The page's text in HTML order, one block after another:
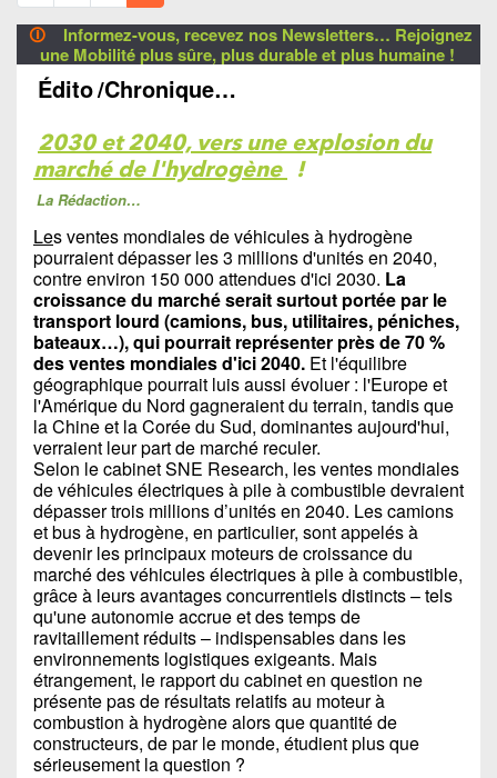
🛈
Informez-vous, recevez nos Newsletters… Rejoignez
une Mobilité plus sûre, plus durable et plus humaine !
Édito/Chronique…
2030 et 2040, vers une explosion du
marché de l'hydrogène !
La Rédaction…
Les ventes mondiales de véhicules à hydrogène
pourraient dépasser les 3 millions d'unités en 2040,
contre environ 150 000 attendues d'ici 2030. La
croissance du marché serait surtout portée par le
transport lourd (camions, bus, utilitaires, péniches,
bateaux…), qui pourrait représenter près de 70 %
des ventes mondiales d'ici 2040. Et l'équilibre
géographique pourrait luis aussi évoluer : l'Europe et
l'Amérique du Nord gagneraient du terrain, tandis que
la Chine et la Corée du Sud, dominantes aujourd'hui,
verraient leur part de marché reculer.
Selon le cabinet SNE Research, les ventes mondiales
de véhicules électriques à pile à combustible devraient
dépasser trois millions d’unités en 2040. Les camions
et bus à hydrogène, en particulier, sont appelés à
devenir les principaux moteurs de croissance du
marché des véhicules électriques à pile à combustible,
grâce à leurs avantages concurrentiels distincts – tels
qu'une autonomie accrue et des temps de
ravitaillement réduits – indispensables dans les
environnements logistiques exigeants. Mais
étrangement, le rapport du cabinet en question ne
présente pas de résultats relatifs au moteur à
combustion à hydrogène alors que quantité de
constructeurs, de par le monde, étudient plus que
sérieusement la question ?